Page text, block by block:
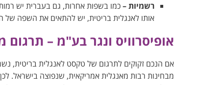
רשמיות –כמו בשפות אחרות, גם בעברית יש
אותו לאנגלית בריטית, יש להתאים את השפה של
אופיסרוויס ונגר בע"מ –
אם הנכם זקוקים לתרגום של טקסט לאנגלית בריטית,
מבחינות רבות מאנגלית אמריקאית, שנפוצה בישראל.